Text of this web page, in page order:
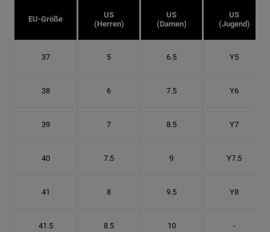
EU-Größe
US
(Herren)
US
(Damen)
US
(Jugend)
37 5 6.5 Y5
38 6 7.5 Y6
39 7 8.5 Y7
40 7.5 9 Y7.5
41 8 9.5 Y8
41.5 8.5 10 -